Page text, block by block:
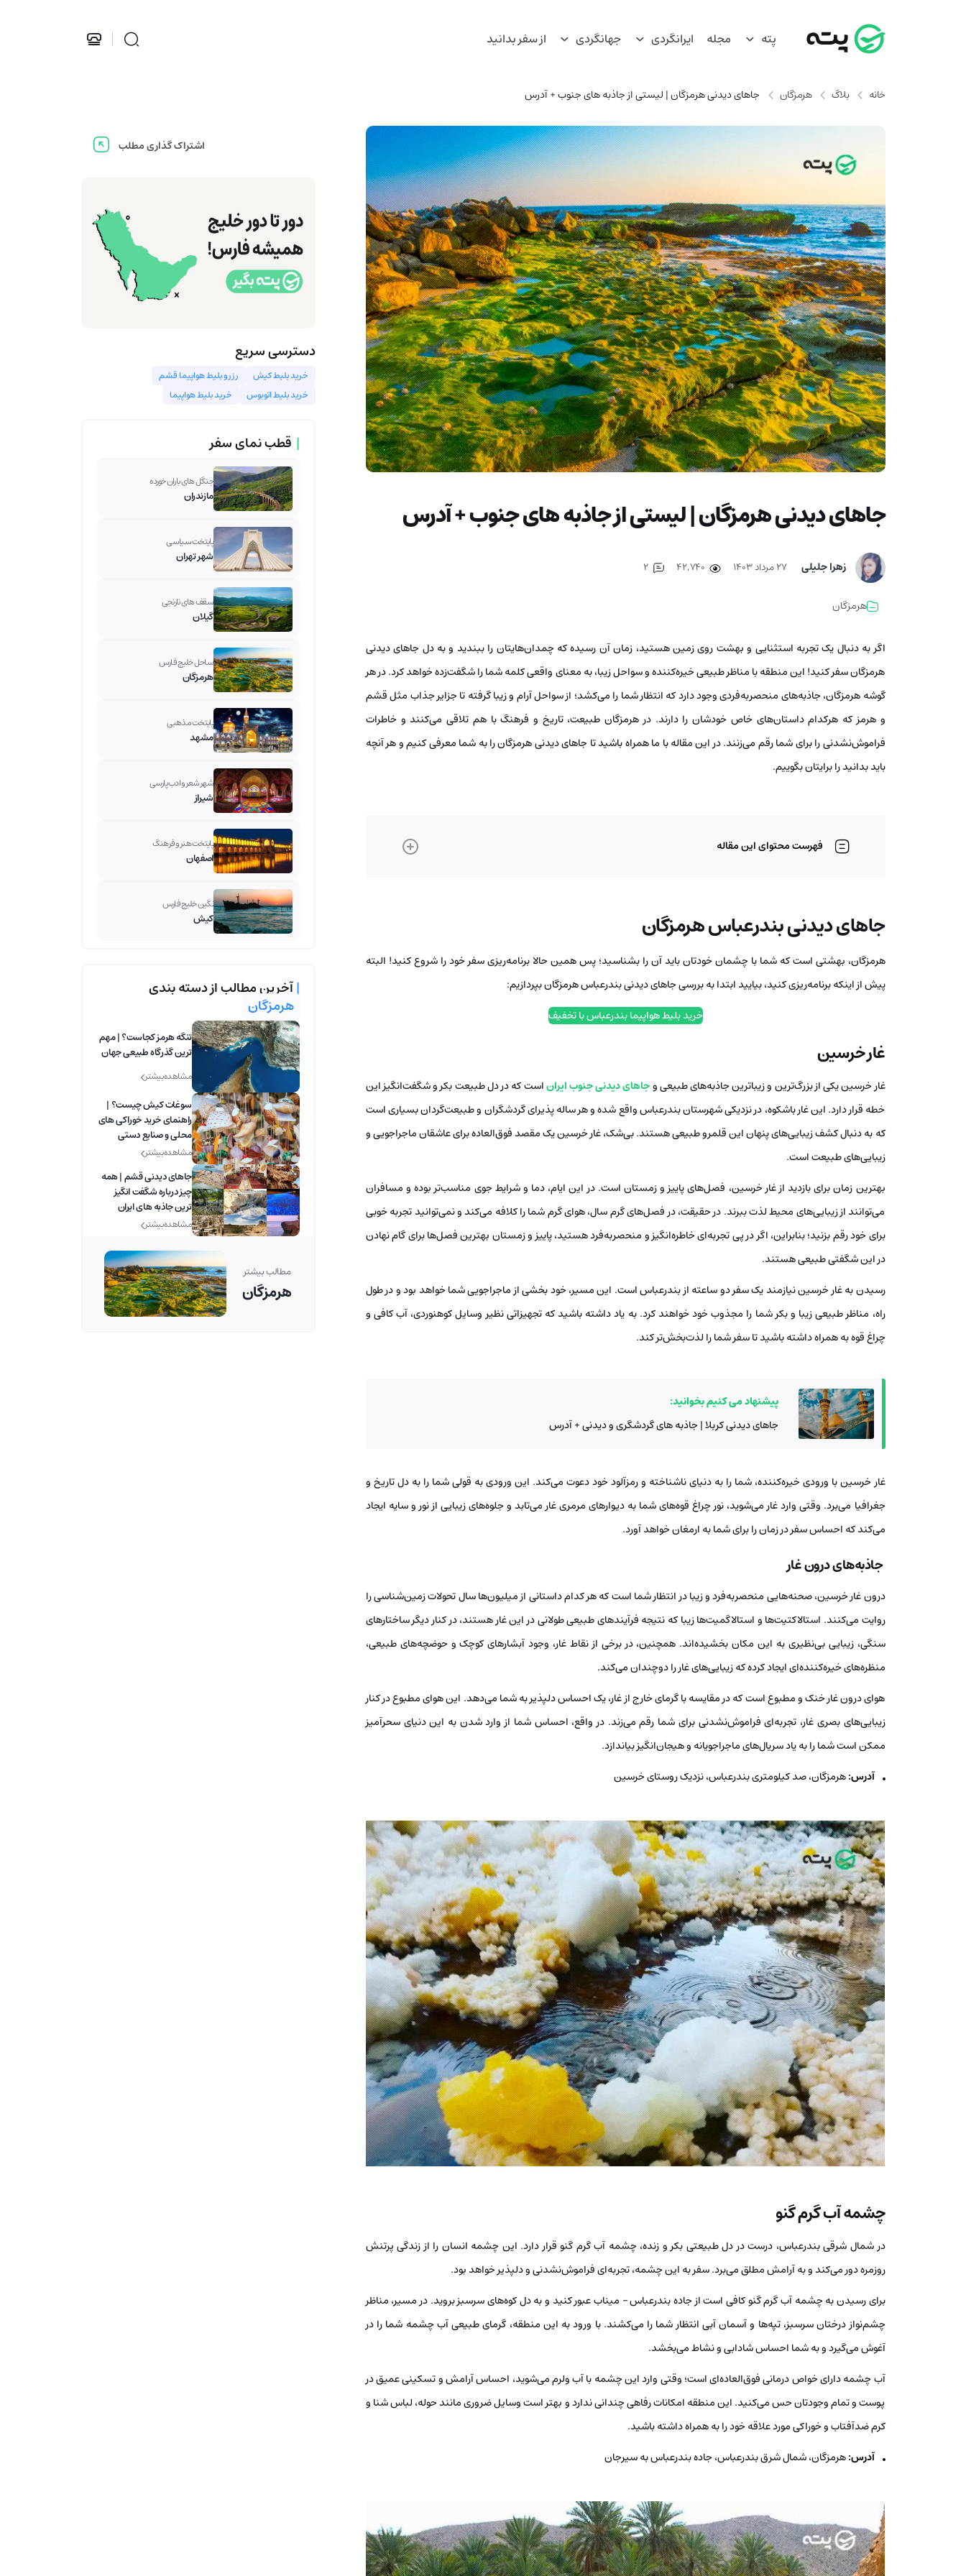
پته مجله ایرانگردی جهانگردی از سفر بدانید
خانه بلاگ هرمزگان جاهای دیدنی هرمزگان | لیستی از جاذبه های جنوب + آدرس
جاهای دیدنی هرمزگان | لیستی از جاذبه های جنوب + آدرس
زهرا جلیلی ۲۷ مرداد ۱۴۰۳ 2
هرمزگان
اگر به دنبال یک تجربه استثنایی و بهشت روی زمین هستید، زمان آن رسیده که چمدان‌هایتان را ببندید و به دل جاهای دیدنی
هرمزگان سفر کنید! این منطقه با مناظر طبیعی خیره‌کننده و سواحل زیبا، به معنای واقعی کلمه شما را شگفت‌زده خواهد کرد. در هر
گوشه هرمزگان، جاذبه‌های منحصربه‌فردی وجود دارد که انتظار شما را می‌کشد؛ از سواحل آرام و زیبا گرفته تا جزایر جذاب مثل قشم
و هرمز که هرکدام داستان‌های خاص خودشان را دارند. در هرمزگان طبیعت، تاریخ و فرهنگ با هم تلاقی می‌کنند و خاطرات
فراموش‌نشدنی‌ را برای شما رقم می‌زنند. در این مقاله با ما همراه باشید تا جاهای دیدنی هرمزگان را به شما معرفی کنیم و هر آنچه
باید بدانید را برایتان بگوییم.
فهرست محتوای این مقاله
جاهای دیدنی بندرعباس هرمزگان
هرمزگان، بهشتی است که شما با چشمان خودتان باید آن را بشناسید؛ پس همین حالا برنامه‌ریزی سفر خود را شروع کنید! البته
پیش از اینکه برنامه‌ریزی کنید، بیایید ابتدا به بررسی جاهای دیدنی بندرعباس هرمزگان بپردازیم:
خرید بلیط هواپیما بندرعباس با تخفیف
غار خرسین
غار خرسین یکی از بزرگ‌ترین و زیباترین جاذبه‌های طبیعی وجاهای دیدنی جنوب ایراناست که در دل طبیعت بکر و شگفت‌انگیز این
خطه قرار دارد. این غار باشکوه، در نزدیکی شهرستان بندرعباس واقع شده و هر ساله پذیرای گردشگران و طبیعت‌گردان بسیاری است
که به دنبال کشف زیبایی‌های پنهان این قلمرو طبیعی هستند. بی‌شک، غار خرسین یک مقصد فوق‌العاده برای عاشقان ماجراجویی و
زیبایی‌های طبیعت است.
بهترین زمان برای بازدید از غار خرسین، فصل‌های پاییز و زمستان است. در این ایام، دما و شرایط جوی مناسب‌تر بوده و مسافران
می‌توانند از زیبایی‌های محیط لذت ببرند. در حقیقت، در فصل‌های گرم سال، هوای گرم شما را کلافه می‌کند و نمی‌توانید تجربه خوبی
برای خود رقم بزنید؛ بنابراین، اگر در پی تجربه‌ای خاطره‌انگیز و منحصربه‌فرد هستید، پاییز و زمستان بهترین فصل‌ها برای گام نهادن
در این شگفتی طبیعی هستند.
رسیدن به غار خرسین نیازمند یک سفر دو ساعته از بندرعباس است. این مسیر، خود بخشی از ماجراجویی شما خواهد بود و در طول
راه، مناظر طبیعی زیبا و بکر شما را مجذوب خود خواهند کرد. به یاد داشته باشید که تجهیزاتی نظیر وسایل کوهنوردی، آب کافی و
چراغ‌ قوه به همراه داشته باشید تا سفر شما را لذت‌بخش‌تر کند.
پیشنهاد می کنیم بخوانید:
جاهای دیدنی کربلا | جاذبه های گردشگری و دیدنی + آدرس
غار خرسین با ورودی خیره‌کننده‌، شما را به دنیای ناشناخته و رمزآلود خود دعوت می‌کند. این ورودی به قولی شما را به دل تاریخ و
جغرافیا می‌برد. وقتی وارد غار می‌شوید، نور چراغ ‌قوه‌های شما به دیوارهای مرمری غار می‌تابد و جلوه‌های زیبایی از نور و سایه ایجاد
می‌کند که احساس سفر در زمان را برای شما به ارمغان خواهد آورد.
جاذبه‌های درون غار
درون غار خرسین، صحنه‌هایی منحصربه‌فرد و زیبا در انتظار شما است که هر کدام داستانی از میلیون‌ها سال تحولات زمین‌شناسی را
روایت می‌کنند. استالاکتیت‌ها و استالاگمیت‌ها زیبا که نتیجه‌ فرآیندهای طبیعی طولانی در این غار هستند، در کنار دیگر ساختارهای
سنگی، زیبایی بی‌نظیری به این مکان بخشیده‌اند. همچنین، در برخی از نقاط غار، وجود آبشارهای کوچک و حوضچه‌های طبیعی،
منظره‌های خیره‌کننده‌ای ایجاد کرده که زیبایی‌های غار را دوچندان می‌کند.
هوای درون غار خنک و مطبوع است که در مقایسه با گرمای خارج از غار، یک احساس دلپذیر به شما می‌دهد. این هوای مطبوع در کنار
زیبایی‌های بصری غار، تجربه‌ای فراموش‌نشدنی برای شما رقم می‌زند. در واقع، احساس شما از وارد شدن به این دنیای سحرآمیز
ممکن است شما را به یاد سریال‌های ماجراجویانه و هیجان‌انگیز بیاندازد.
آدرس:هرمزگان، صد کیلومتری بندرعباس، نزدیک روستای خرسین
چشمه آب گرم گنو
در شمال شرقی بندرعباس، درست در دل طبیعتی بکر و زنده، چشمه آب گرم گنو قرار دارد. این چشمه انسان را از زندگی پرتنش
روزمره دور می‌کند و به آرامش مطلق می‌برد. سفر به این چشمه‌، تجربه‌ای فراموش‌نشدنی و دلپذیر خواهد بود.
برای رسیدن به چشمه آب گرم گنو کافی است از جاده بندرعباس – میناب عبور کنید و به دل کوه‌های سرسبز بروید. در مسیر، مناظر
چشم‌نواز درختان سرسبز، تپه‌ها و آسمان آبی انتظار شما را می‌کشند. با ورود به این منطقه، گرمای طبیعی آب چشمه شما را در
آغوش می‌گیرد و به شما احساس شادابی و نشاط می‌بخشد.
آب چشمه دارای خواص درمانی فوق‌العاده‌ای است؛ وقتی وارد این چشمه با آب ولرم می‌شوید، احساس آرامش و تسکینی عمیق در
پوست و تمام وجودتان حس می‌کنید. این منطقه امکانات رفاهی چندانی ندارد و بهتر است وسایل ضروری مانند حوله، لباس شنا و
کرم ضدآفتاب و خوراکی مورد علاقه خود را به همراه داشته باشید.
آدرس:هرمزگان، شمال شرق بندرعباس، جاده بندرعباس به سیرجان
اشتراک گذاری مطلب
دسترسی سریع
خرید بلیط کیش
رزرو بلیط هواپیما قشم
خرید بلیط اتوبوس
خرید بلیط هواپیما
| قطب نمای سفر
جنگل های باران خورده
مازندران
پایتخت سیاسی
شهر تهران
سقف های نارنجی
گیلان
ساحل خلیج فارس
هرمزگان
پایتخت مذهبی
مشهد
شهر شعر و ادب پارسی
شیراز
پایتخت هنر و فرهنگ
اصفهان
نگین خلیج فارس
کیش
|آخرین مطالب از دسته بندی
هرمزگان
تنگه هرمز کجاست؟ | مهم
ترین گذرگاه طبیعی جهان
مشاهده بیشتر
سوغات کیش چیست؟ |
راهنمای خرید خوراکی های
محلی و صنایع دستی
مشاهده بیشتر
جاهای دیدنی قشم | همه
چیز درباره شگفت انگیز
ترین جاذبه های ایران
مشاهده بیشتر
مطالب بیشتر
هرمزگان